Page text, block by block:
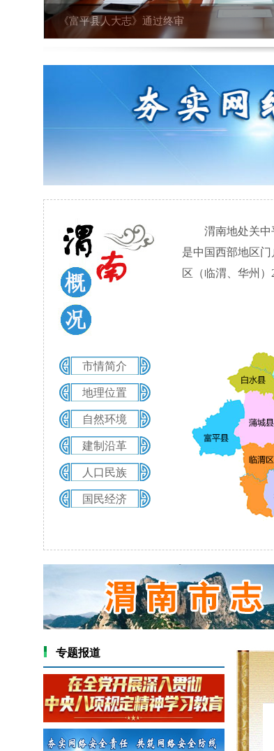
《富平县人大志》通过终审
渭南地处关中
是中国西部地区门
区（临渭、华州）
市情简介
地理位置
自然环境
建制沿革
人口民族
国民经济
专题报道